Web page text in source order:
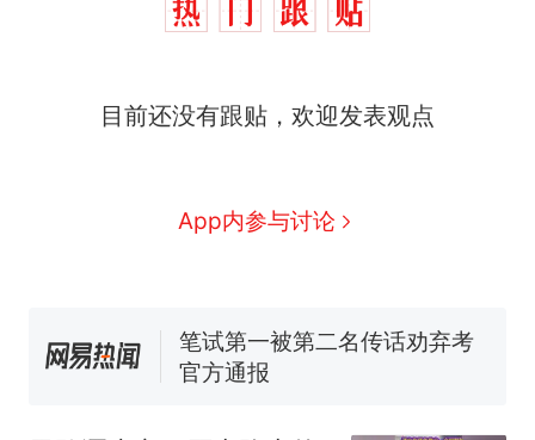
目前还没有跟贴，欢迎发表观点
App内参与讨论
似南京大学数院院长辞职信流
传，院方回应：喻良教授已卸
费大厨“全国小炒肉大王”称
窝，原地守1天等它长大：挖了
来源：参考消息）
笔试第一被第二名传话劝弃考
官方通报
惊艳！字都飘起来了 博主在田